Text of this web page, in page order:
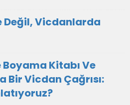
Değil, Vicdanlarda
Kitabı Ve
Bir Vicdan Çağrısı: